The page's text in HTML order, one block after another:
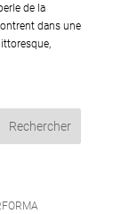
de la
dans une